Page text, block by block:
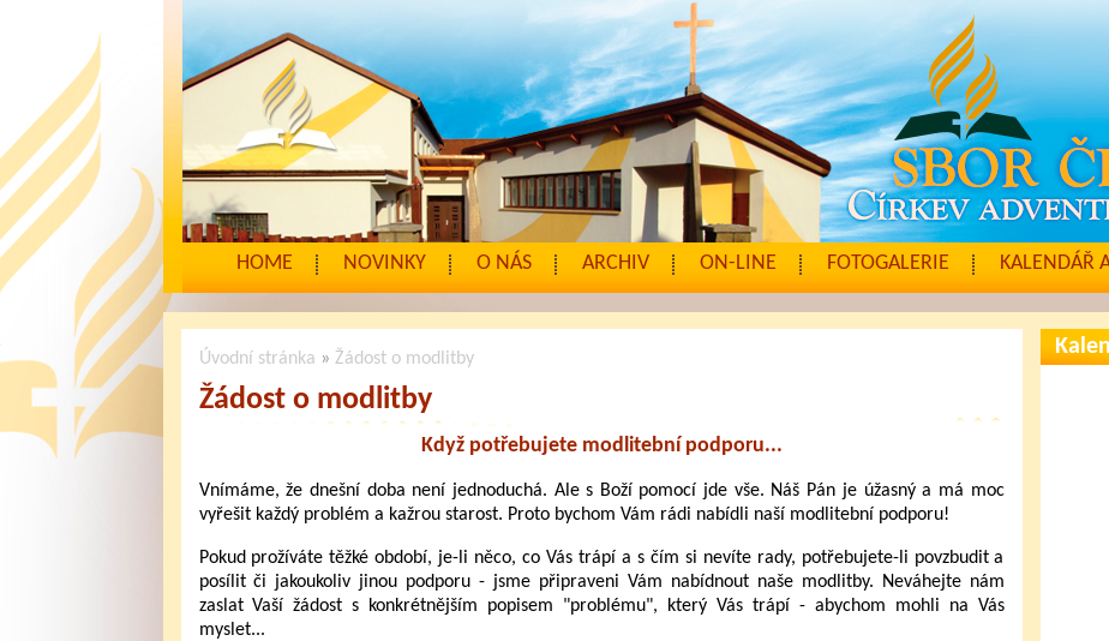
HOME NOVINKY O NÁS ARCHIV ON-LINE FOTOGALERIE KALENDÁŘ
Úvodní stránka » Žádost o modlitby
Žádost o modlitby
Když potřebujete modlitební podporu...
Vnímáme, že dnešní doba není jednoduchá. Ale s Boží pomocí jde vše. Náš Pán je úžasný a má moc
vyřešit každý problém a kažrou starost. Proto bychom Vám rádi nabídli naší modlitební podporu!
Pokud prožíváte těžké období, je-li něco, co Vás trápí a s čím si nevíte rady, potřebujete-li povzbudit a
posílit či jakoukoliv jinou podporu - jsme připraveni Vám nabídnout naše modlitby. Neváhejte nám
zaslat Vaší žádost s konkrétnějším popisem "problému", který Vás trápí - abychom mohli na Vás
myslet...